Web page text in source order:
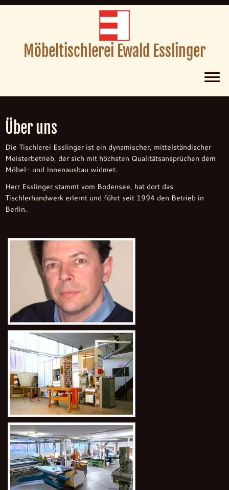
springen
Möbeltischlerei Ewald Esslinger
Über uns
Die Tischlerei Esslinger ist ein dynamischer, mittelständischer
Meisterbetrieb, der sich mit höchsten Qualitätsansprüchen dem
Möbel- und Innenausbau widmet.
Herr Esslinger stammt vom Bodensee, hat dort das
Tischlerhandwerk erlernt und führt seit 1994 den Betrieb in
Berlin.